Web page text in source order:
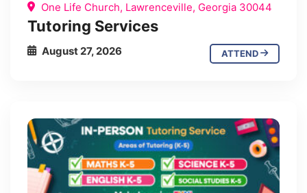
One Life Church, Lawrenceville, Georgia 30044
Tutoring Services
August 27, 2026 ATTEND